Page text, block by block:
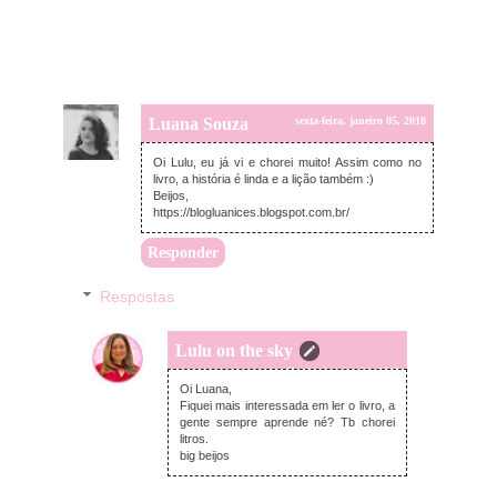
Luana Souza sexta-feira, janeiro 05, 2018
Oi Lulu, eu já vi e chorei muito! Assim como no
livro, a história é linda e a lição também :)
Beijos,
https://blogluanices.blogspot.com.br/
Responder
Respostas
Lulu on the sky
sábado, janeiro 06, 2018
Oi Luana,
Fiquei mais interessada em ler o livro, a
gente sempre aprende né? Tb chorei
litros.
big beijos